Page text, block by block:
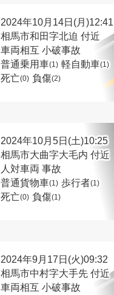
2024年10月14日(月)12:41
相馬市和田字北迫 付近
車両相互 小破事故
普通乗用車(1) 軽自動車(1)
死亡(0) 負傷(2)
2024年10月5日(土)10:25
相馬市大曲字大毛内 付近
人対車両 事故
普通貨物車(1) 歩行者(1)
死亡(0) 負傷(1)
2024年9月17日(火)09:32
相馬市中村字大手先 付近
車両相互 小破事故